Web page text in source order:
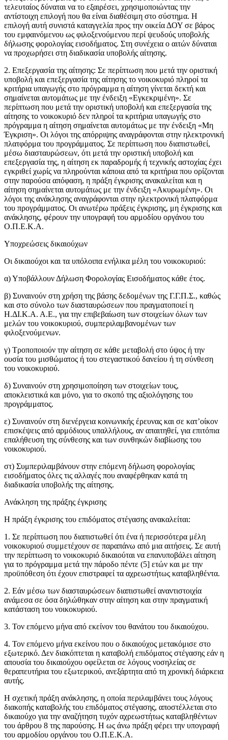
τελευταίος δύναται να το εξαιρέσει, χρησιμοποιώντας την
αντίστοιχη επιλογή που θα είναι διαθέσιμη στο σύστημα. Η
επιλογή αυτή συνιστά καταγγελία προς την οικεία ΔΟΥ σε βάρος
του εμφαινόμενου ως φιλοξενούμενου περί ψευδούς υποβολής
δήλωσης φορολογίας εισοδήματος. Στη συνέχεια ο αιτών δύναται
να προχωρήσει στη διαδικασία υποβολής αίτησης.
2. Επεξεργασία της αίτησης: Σε περίπτωση που μετά την οριστική
υποβολή και επεξεργασία της αίτησης το νοικοκυριό πληροί τα
κριτήρια υπαγωγής στο πρόγραμμα η αίτηση γίνεται δεκτή και
σημαίνεται αυτομάτως με την ένδειξη «Εγκεκριμένη». Σε
περίπτωση που μετά την οριστική υποβολή και επεξεργασία της
αίτησης το νοικοκυριό δεν πληροί τα κριτήρια υπαγωγής στο
πρόγραμμα η αίτηση σημαίνεται αυτομάτως με την ένδειξη «Μη
Έγκριση». Οι λόγοι της απόρριψης αναγράφονται στην ηλεκτρονική
πλατφόρμα του προγράμματος. Σε περίπτωση που διαπιστωθεί,
μέσω διασταυρώσεων, ότι μετά την οριστική υποβολή και
επεξεργασία της, η αίτηση εκ παραδρομής ή τεχνικής αστοχίας έχει
εγκριθεί χωρίς να πληρούνται κάποια από τα κριτήρια που ορίζονται
στην παρούσα απόφαση, η πράξη έγκρισης ανακαλείται και η
αίτηση σημαίνεται αυτομάτως με την ένδειξη «Ακυρωμένη». Οι
λόγοι της ανάκλησης αναγράφονται στην ηλεκτρονική πλατφόρμα
του προγράμματος. Οι ανωτέρω πράξεις έγκρισης, μη έγκρισης και
ανάκλησης, φέρουν την υπογραφή του αρμοδίου οργάνου του
Ο.Π.Ε.Κ.Α.
Υποχρεώσεις δικαιούχων
Οι δικαιούχοι και τα υπόλοιπα ενήλικα μέλη του νοικοκυριού:
α) Υποβάλλουν Δήλωση Φορολογίας Εισοδήματος κάθε έτος.
β) Συναινούν στη χρήση της βάσης δεδομένων της Γ.Γ.Π.Σ., καθώς
και στο σύνολο των διασταυρώσεων που πραγματοποιεί η
Η.ΔΙ.Κ.Α. Α.Ε., για την επιβεβαίωση των στοιχείων όλων των
μελών του νοικοκυριού, συμπεριλαμβανομένων των
φιλοξενούμενων.
γ) Τροποποιούν την αίτηση σε κάθε μεταβολή στο ύψος ή την
ουσία του μισθώματος ή του στεγαστικού δανείου ή τη σύνθεση
του νοικοκυριού.
δ) Συναινούν στη χρησιμοποίηση των στοιχείων τους,
αποκλειστικά και μόνο, για το σκοπό της αξιολόγησης του
προγράμματος.
ε) Συναινούν στη διενέργεια κοινωνικής έρευνας και σε κατ’οίκον
επισκέψεις από αρμόδιους υπαλλήλους, αν απαιτηθεί, για επιτόπια
επαλήθευση της σύνθεσης και των συνθηκών διαβίωσης του
νοικοκυριού.
στ) Συμπεριλαμβάνουν στην επόμενη δήλωση φορολογίας
εισοδήματος όλες τις αλλαγές που αναφέρθηκαν κατά τη
διαδικασία υποβολής της αίτησης.
Ανάκληση της πράξης έγκρισης
Η πράξη έγκρισης του επιδόματος στέγασης ανακαλείται:
1. Σε περίπτωση που διαπιστωθεί ότι ένα ή περισσότερα μέλη
νοικοκυριού συμμετέχουν σε παραπάνω από μια αιτήσεις. Σε αυτή
την περίπτωση το νοικοκυριό δικαιούται να επανυποβάλει αίτηση
για το πρόγραμμα μετά την πάροδο πέντε (5] ετών και με την
προϋπόθεση ότι έχουν επιστραφεί τα αχρεωστήτως καταβληθέντα.
2. Εάν μέσω των διασταυρώσεων διαπιστωθεί αναντιστοιχία
ανάμεσα σε όσα δηλώθηκαν στην αίτηση και στην πραγματική
κατάσταση του νοικοκυριού.
3. Τον επόμενο μήνα από εκείνον του θανάτου του δικαιούχου.
4. Τον επόμενο μήνα εκείνου που ο δικαιούχος μετακόμισε στο
εξωτερικό. Δεν διακόπτεται η καταβολή επιδόματος στέγασης εάν η
απουσία του δικαιούχου οφείλεται σε λόγους νοσηλείας σε
θεραπευτήρια του εξωτερικού, ανεξάρτητα από τη χρονική διάρκεια
αυτής.
Η σχετική πράξη ανάκλησης, η οποία περιλαμβάνει τους λόγους
διακοπής καταβολής του επιδόματος στέγασης, αποστέλλεται στο
δικαιούχο για την αναζήτηση τυχόν αχρεωστήτως καταβληθέντων
του άρθρου 8 της παρούσης. Η ως άνω πράξη φέρει την υπογραφή
του αρμοδίου οργάνου του Ο.Π.Ε.Κ.Α.